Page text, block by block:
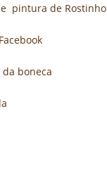
pintura de Rostinho
boneca